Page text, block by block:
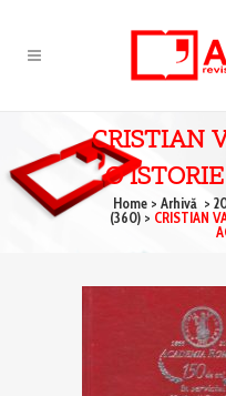
CRISTIAN
O
Home> Arhivă >
(360) > CRISTIAN